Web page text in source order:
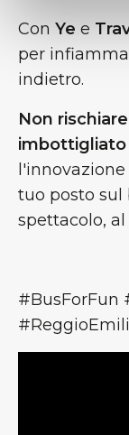
Con Ye e
per
indietro.
Non
tuo posto sul
spettacolo,
#BusForFun